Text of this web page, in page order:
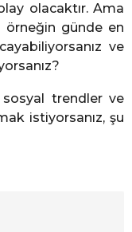
olacaktır. Ama
örneğin günde en
ve
trendler ve
istiyorsanız, şu